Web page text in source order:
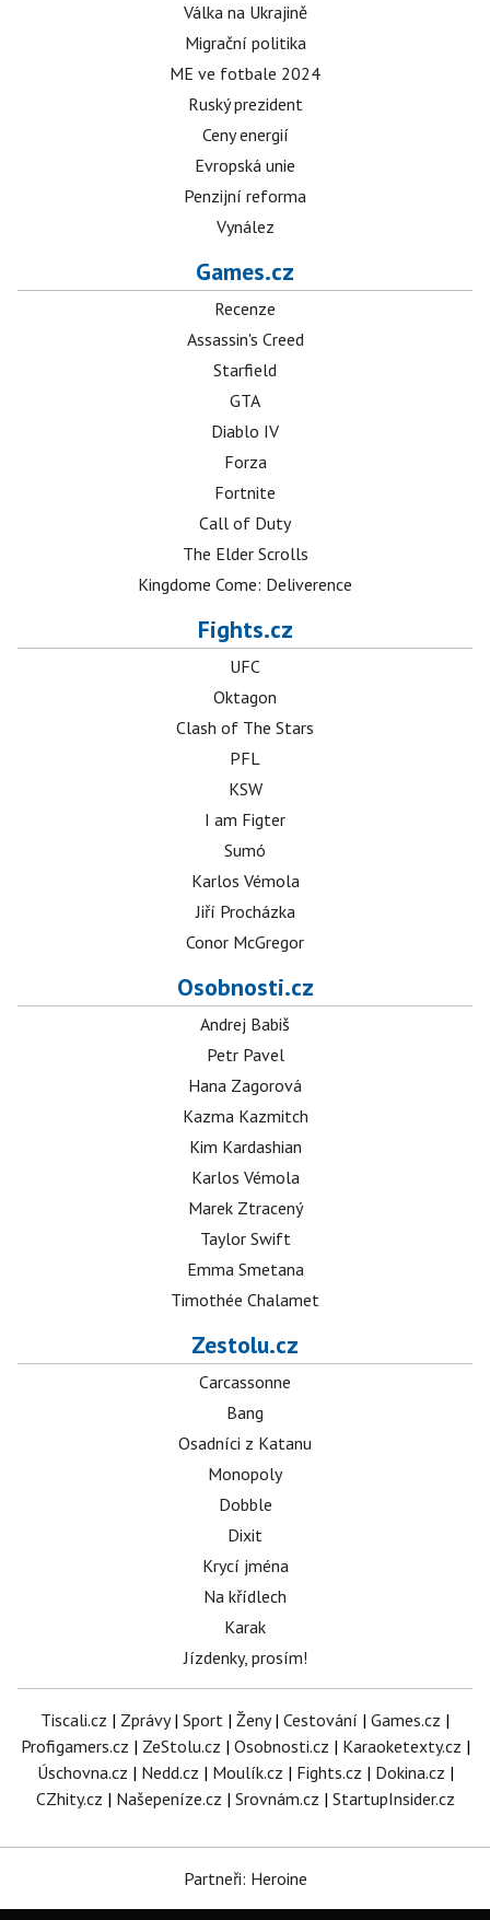
Válka na Ukrajině
Migrační politika
ME ve fotbale 2024
Ruský prezident
Ceny energií
Evropská unie
Penzijní reforma
Vynález
Games.cz
Recenze
Assassin's Creed
Starfield
GTA
Diablo IV
Forza
Fortnite
Call of Duty
The Elder Scrolls
Kingdome Come: Deliverence
Fights.cz
UFC
Oktagon
Clash of The Stars
PFL
KSW
I am Figter
Sumó
Karlos Vémola
Jiří Procházka
Conor McGregor
Osobnosti.cz
Andrej Babiš
Petr Pavel
Hana Zagorová
Kazma Kazmitch
Kim Kardashian
Karlos Vémola
Marek Ztracený
Taylor Swift
Emma Smetana
Timothée Chalamet
Zestolu.cz
Carcassonne
Bang
Osadníci z Katanu
Monopoly
Dobble
Dixit
Krycí jména
Na křídlech
Karak
Jízdenky, prosím!
Tiscali.cz | Zprávy| Sport | Ženy| Cestování | Games.cz |
Profigamers.cz | ZeStolu.cz | Osobnosti.cz | Karaoketexty.cz |
Úschovna.cz | Nedd.cz | Moulík.cz | Fights.cz | Dokina.cz |
CZhity.cz | Našepeníze.cz | Srovnám.cz | StartupInsider.cz
Partneři: Heroine